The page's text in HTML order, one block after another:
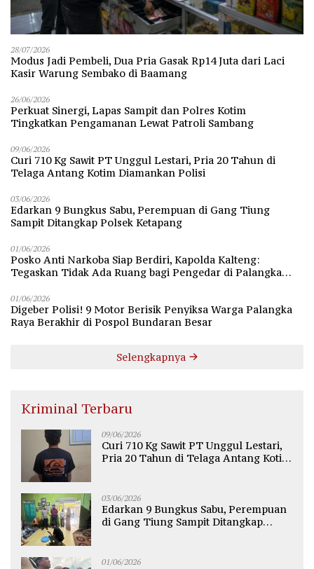
28/07/2026
Modus Jadi Pembeli, Dua Pria Gasak Rp14 Juta dari Laci
Kasir Warung Sembako di Baamang
26/06/2026
Perkuat Sinergi, Lapas Sampit dan Polres Kotim
Tingkatkan Pengamanan Lewat Patroli Sambang
09/06/2026
Curi 710 Kg Sawit PT Unggul Lestari, Pria 20 Tahun di
Telaga Antang Kotim Diamankan Polisi
03/06/2026
Edarkan 9 Bungkus Sabu, Perempuan di Gang Tiung
Sampit Ditangkap Polsek Ketapang
01/06/2026
Posko Anti Narkoba Siap Berdiri, Kapolda Kalteng:
Tegaskan Tidak Ada Ruang bagi Pengedar di Palangka
01/06/2026
Digeber Polisi! 9 Motor Berisik Penyiksa Warga Palangka
Raya Berakhir di Pospol Bundaran Besar
Selengkapnya
Kriminal Terbaru
09/06/2026
Curi 710 Kg Sawit PT Unggul Lestari,
Pria 20 Tahun di Telaga Antang Kotim
03/06/2026
Edarkan 9 Bungkus Sabu, Perempuan
di Gang Tiung Sampit Ditangkap
01/06/2026